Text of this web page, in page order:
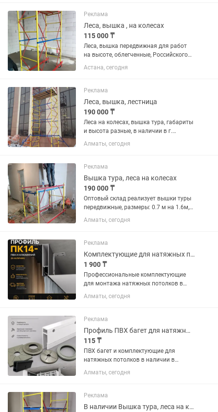
доставка по регионам по соглашению.
Реклама
Леса, вышка , на колесах
115 000 ₸
Леса, вышка передвижная для работ
на высоте, облегченные, Российского
производства, высота от 2.7 м до 20
м.в наличии в г. Астана.
Астана, сегодня
Реклама
Леса, вышка, лестница
190 000 ₸
Леса на колесах, вышка тура, габариты
и высота разные, в наличии в г.
Алматы.
Алматы, сегодня
Реклама
Вышка тура, леса на колесах
190 000 ₸
Оптовый склад реализует вышки туры
передвижные, размеры: 0.7 м на 1.6м,
1.2 м на 2.0 м, 2.0м на 2.0м, высота от
2.7 м до 21 м, в наличии в г. Алматы.
Алматы, сегодня
Реклама
Комплектующие для натяжных потолков в Алматы прямые поставки со склада
1 900 ₸
Профессиональные комплектующие
для монтажа натяжных потолков в
наличии в Алматы. Работаем с
монтажниками, цехами,
дизайнерами интерьера. В
ассортименте: Алюминиевые...
Алматы, сегодня
Реклама
Профиль ПВХ багет для натяжных потолков - оптом и в розницу
115 ₸
ПВХ багет и комплектующие для
натяжных потолков в наличии в
Алматы. Работаем с монтажниками,
магазинами, цехами, дизайнерами и
Алматы, сегодня
Реклама
В наличии Вышка тура, леса на колесах